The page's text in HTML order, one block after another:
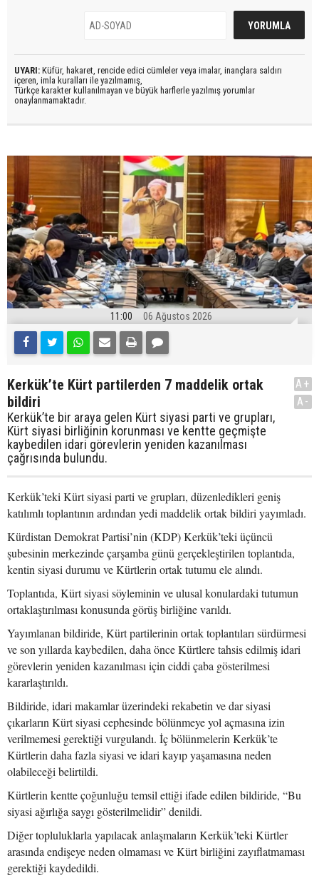
UYARI: Küfür, hakaret, rencide edici cümleler veya imalar, inançlara saldırı
içeren, imla kuralları ile yazılmamış,
Türkçe karakter kullanılmayan ve büyük harflerle yazılmış yorumlar
onaylanmamaktadır.
11:00 06 Ağustos 2026
Kerkük’te Kürt partilerden 7 maddelik ortak
bildiri
Kerkük’te bir araya gelen Kürt siyasi parti ve grupları,
Kürt siyasi birliğinin korunması ve kentte geçmişte
kaybedilen idari görevlerin yeniden kazanılması
çağrısında bulundu.
A+
A-
Kerkük’teki Kürt siyasi parti ve grupları, düzenledikleri geniş
katılımlı toplantının ardından yedi maddelik ortak bildiri yayımladı.
Kürdistan Demokrat Partisi’nin (KDP) Kerkük’teki üçüncü
şubesinin merkezinde çarşamba günü gerçekleştirilen toplantıda,
kentin siyasi durumu ve Kürtlerin ortak tutumu ele alındı.
Toplantıda, Kürt siyasi söyleminin ve ulusal konulardaki tutumun
ortaklaştırılması konusunda görüş birliğine varıldı.
Yayımlanan bildiride, Kürt partilerinin ortak toplantıları sürdürmesi
ve son yıllarda kaybedilen, daha önce Kürtlere tahsis edilmiş idari
görevlerin yeniden kazanılması için ciddi çaba gösterilmesi
kararlaştırıldı.
Bildiride, idari makamlar üzerindeki rekabetin ve dar siyasi
çıkarların Kürt siyasi cephesinde bölünmeye yol açmasına izin
verilmemesi gerektiği vurgulandı. İç bölünmelerin Kerkük’te
Kürtlerin daha fazla siyasi ve idari kayıp yaşamasına neden
olabileceği belirtildi.
Kürtlerin kentte çoğunluğu temsil ettiği ifade edilen bildiride, “Bu
siyasi ağırlığa saygı gösterilmelidir” denildi.
Diğer topluluklarla yapılacak anlaşmaların Kerkük’teki Kürtler
arasında endişeye neden olmaması ve Kürt birliğini zayıflatmaması
gerektiği kaydedildi.